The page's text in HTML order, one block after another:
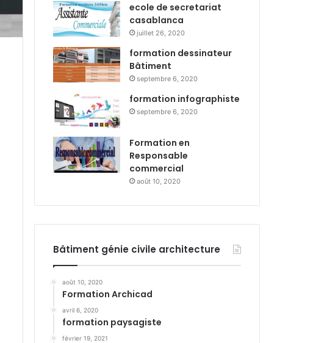
ecole de secretariat
casablanca
juillet 26, 2020
formation dessinateur
Bâtiment
septembre 6, 2020
formation infographiste
septembre 6, 2020
Formation en
Responsable
commercial
août 10, 2020
Bâtiment génie civile architecture
août 10, 2020
Formation Archicad
avril 6, 2020
formation paysagiste
février 19, 2021